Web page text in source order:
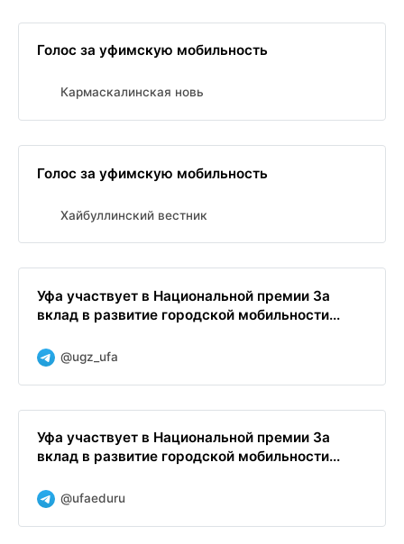
Голос за уфимскую мобильность
Кармаскалинская новь
Голос за уфимскую мобильность
Хайбуллинский вестник
Уфа участвует в Национальной премии За
вклад в развитие городской мобильности...
@ugz_ufa
Уфа участвует в Национальной премии За
вклад в развитие городской мобильности...
@ufaeduru